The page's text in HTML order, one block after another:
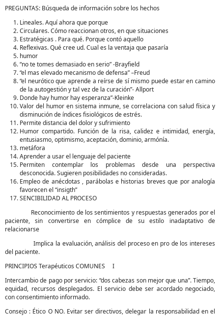
PREGUNTAS: Búsqueda de información sobre los hechos
Lineales. Aquí ahora que porque
Circulares. Cómo reaccionan otros, en que situaciones
Estratégicas . Para qué. Porque contó aquello
Reflexivas. Qué cree ud. Cual es la ventaja que pasaría
humor
“no te tomes demasiado en serio” -Brayfield
“el mas elevado mecanismo de defensa” –Freud
“el neurótico que aprende a reírse de sí mismo puede estar en camino
de la autogestión y tal vez de la curación”- Allport
Donde hay humor hay esperanza”-Kleinke
Valor del humor en sistema inmune, se correlaciona con salud física y
disminución de índices fisiológicos de estrés.
Permite distancia del dolor y sufrimiento
Humor compartido. Función de la risa, calidez e intimidad, energía,
entusiasmo, optimismo, aceptación, dominio, armónía.
metáfora
Aprender a usar el lenguaje del paciente
Permiten contemplar los problemas desde una perspectiva
desconocida. Sugieren posibilidades no consideradas.
Empleo de anécdotas , parábolas e historias breves que por analogía
favorecen el “insigth”
SENCIBILIDAD AL PROCESO
Reconocimiento de los sentimientos y respuestas generados por el
paciente, sin convertirse en cómplice de su estilo inadaptativo de
relacionarse
Implica la evaluación, análisis del proceso en pro de los intereses
del paciente.
PRINCIPIOS Terapéuticos COMUNES I
Intercambio de pago por servicio: “dos cabezas son mejor que una”. Tiempo,
equidad, recursos desplegados. El servicio debe ser acordado negociado,
con consentimiento informado.
Consejo : Ético O NO. Evitar ser directivos, delegar la responsabilidad en el